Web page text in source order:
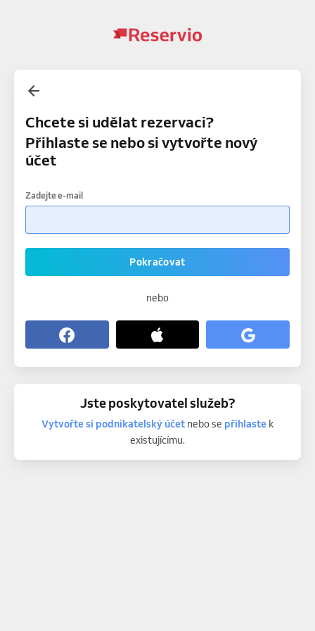
Chcete si udělat rezervaci?
Přihlaste se nebo si vytvořte nový
účet
Zadejte e-mail
Pokračovat
nebo
Jste poskytovatel služeb?
Vytvořte si podnikatelský účetnebo se přihlastek
existujícímu.